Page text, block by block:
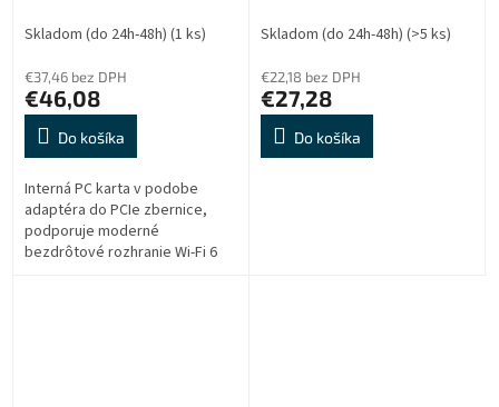
Skladom (do 24h-48h) (1 ks)
€37,46 bez DPH
€46,08
Do košíka
Interná PC karta v podobe
adaptéra do PCIe zbernice,
podporuje moderné
bezdrôtové rozhranie Wi-Fi 6
Skladom (do 24h-48h) (>5 ks)
€22,18 bez DPH
€27,28
Do košíka